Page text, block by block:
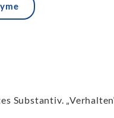
Substantiv.